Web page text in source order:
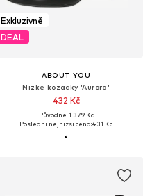
Exkluzivně
DEAL
ABOUT YOU
Nízké kozačky 'Aurora'
432 Kč
Původně: 1 379 Kč
Poslední nejnižší cena:431 Kč